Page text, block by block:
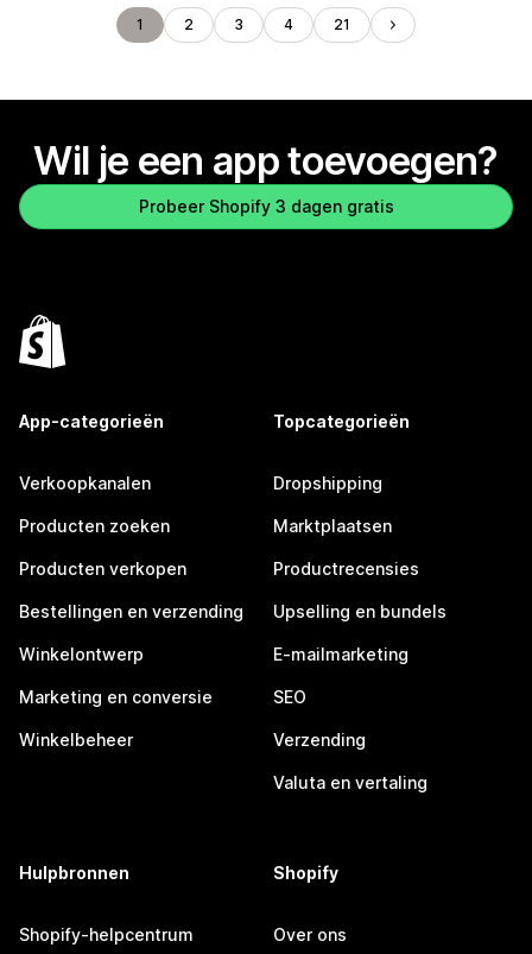
1 2 3 4 21
Wil je een app toevoegen?
Probeer Shopify 3 dagen gratis
App-categorieën
Verkoopkanalen
Producten zoeken
Producten verkopen
Bestellingen en verzending
Winkelontwerp
Marketing en conversie
Winkelbeheer
Topcategorieën
Dropshipping
Marktplaatsen
Productrecensies
Upselling en bundels
E-mailmarketing
SEO
Verzending
Valuta en vertaling
Hulpbronnen
Shopify-helpcentrum
Shopify
Over ons